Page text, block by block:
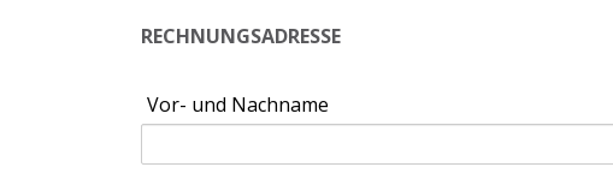
RECHNUNGSADRESSE
Vor- und Nachname